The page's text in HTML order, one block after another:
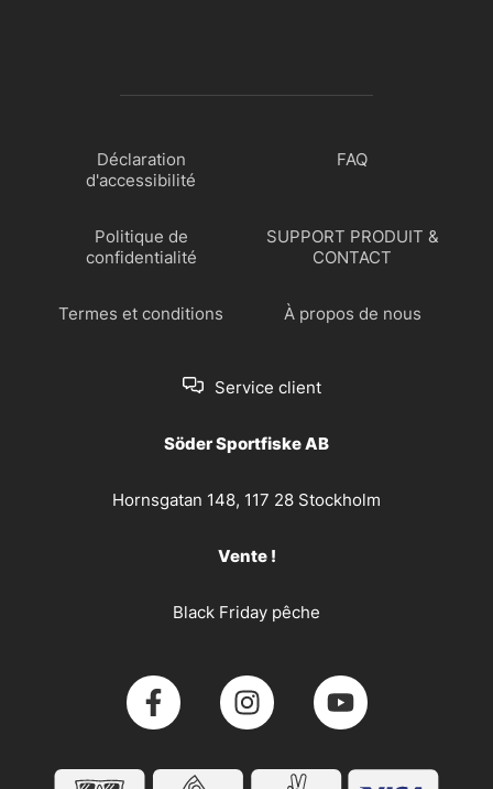
Déclaration
d'accessibilité
FAQ
Politique de
confidentialité
SUPPORT PRODUIT &
CONTACT
Termes et conditions À propos de nous
Service client
Söder Sportfiske AB
Hornsgatan 148, 117 28 Stockholm
Vente !
Black Friday pêche